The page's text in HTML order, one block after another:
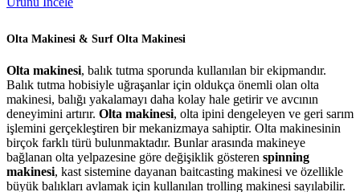
Olta Makinesi & Surf Olta Makinesi
Olta makinesi, balık tutma sporunda kullanılan bir ekipmandır.
Balık tutma hobisiyle uğraşanlar için oldukça önemli olan olta
makinesi, balığı yakalamayı daha kolay hale getirir ve avcının
deneyimini artırır. Olta makinesi, olta ipini dengeleyen ve geri sarım
işlemini gerçekleştiren bir mekanizmaya sahiptir. Olta makinesinin
birçok farklı türü bulunmaktadır. Bunlar arasında makineye
bağlanan olta yelpazesine göre değişiklik gösteren spinning
makinesi, kast sistemine dayanan baitcasting makinesi ve özellikle
büyük balıkları avlamak için kullanılan trolling makinesi sayılabilir.